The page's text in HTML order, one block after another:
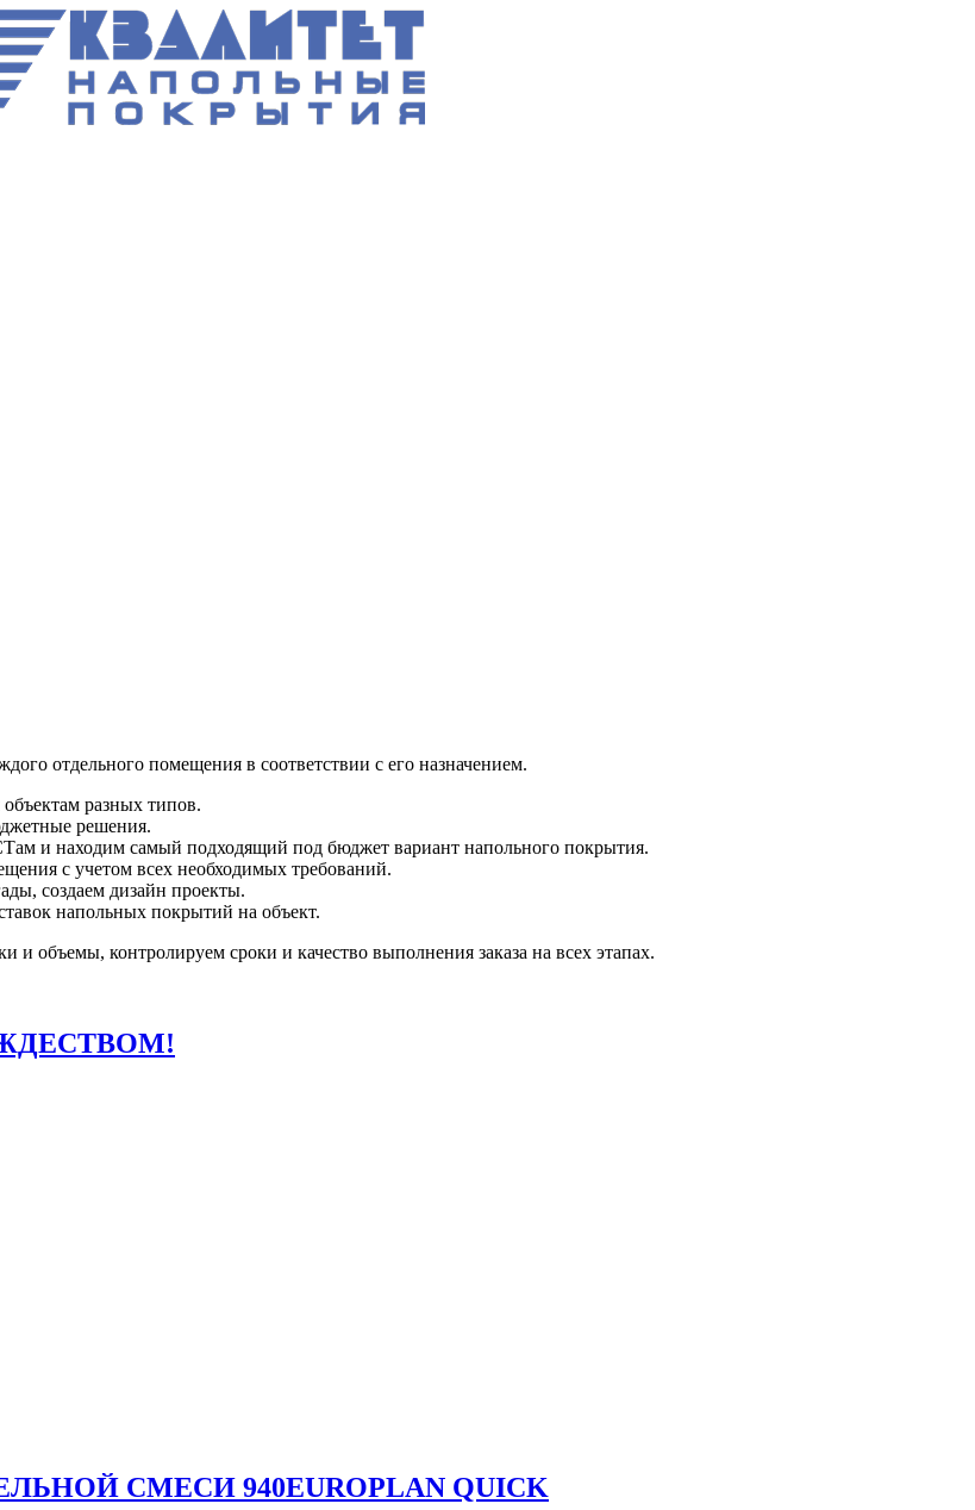
отдельного помещения в соответствии с его назначением.
разных типов.
решения.
и находим самый подходящий под бюджет вариант напольного покрытия.
с учетом всех необходимых требований.
создаем дизайн проекты.
напольных покрытий на объект.
и объемы, контролируем сроки и качество выполнения заказа на всех этапах.
СМЕСИ 940EUROPLAN QUICK